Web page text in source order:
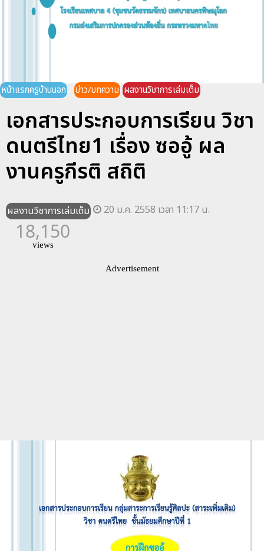
หน้าแรกครูบ้านนอก ข่าว/บทความ ผลงานวิชาการเล่มเต็ม
เอกสารประกอบการเรียน วิชา
ดนตรีไทย1 เรื่อง ซออู้ ผล
งานครูกีรติ สถิติ
ผลงานวิชาการเล่มเต็ม 20 ม.ค. 2558 เวลา 11:17 น.
18,150
views
Advertisement